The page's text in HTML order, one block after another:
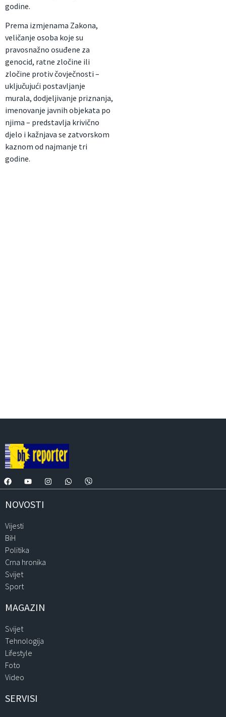
godine.
Prema izmjenama Zakona,
veličanje osoba koje su
pravosnažno osuđene za
genocid, ratne zločine ili
zločine protiv čovječnosti –
uključujući postavljanje
murala, dodjeljivanje priznanja,
imenovanje javnih objekata po
njima – predstavlja krivično
djelo i kažnjava se zatvorskom
kaznom od najmanje tri
godine.
NOVOSTI
Vijesti
BiH
Politika
Crna hronika
Svijet
Sport
MAGAZIN
Svijet
Tehnologija
Lifestyle
Foto
Video
SERVISI